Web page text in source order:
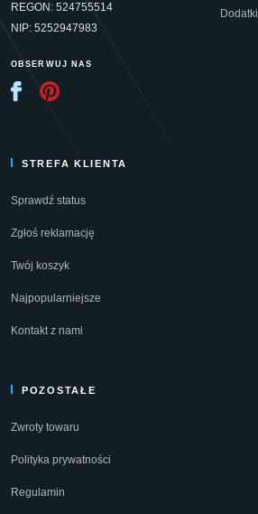
REGON: 524755514
NIP: 5252947983
OBSERWUJ NAS
Dodatki
STREFA KLIENTA
Sprawdź status
Zgłoś reklamację
Twój koszyk
Najpopularniejsze
Kontakt z nami
POZOSTAŁE
Zwroty towaru
Polityka prywatności
Regulamin